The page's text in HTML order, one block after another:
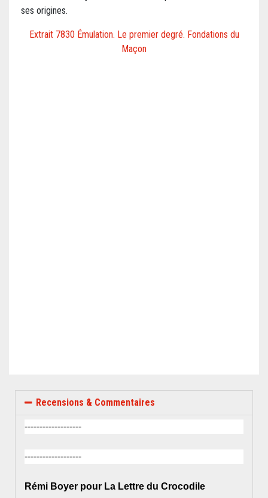
ses origines.
Extrait 7830 Émulation. Le premier degré. Fondations du
Maçon
Recensions & Commentaires
-------------------
-------------------
Rémi Boyer pour La Lettre du Crocodile